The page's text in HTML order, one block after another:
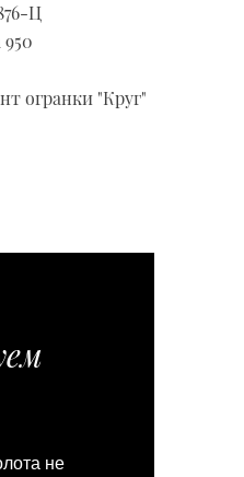
Ц
огранки "Круг"
не